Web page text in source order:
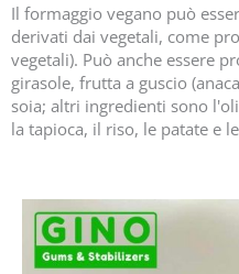
Il formaggio vegano può
derivati dai vegetali, come
vegetali). Può anche essere
girasole, frutta a guscio
soia; altri ingredienti sono
la tapioca, il riso, le patate e